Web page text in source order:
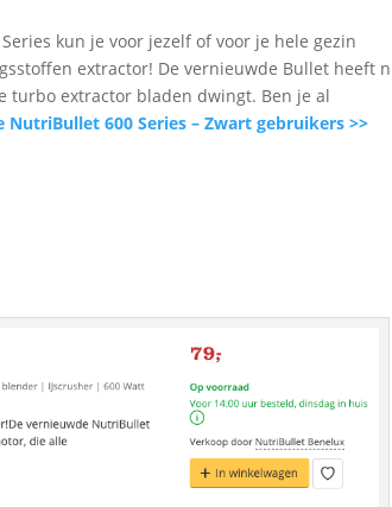
kun je voor jezelf of voor je hele gezin
extractor! De vernieuwde Bullet heeft
turbo extractor bladen dwingt. Ben je al
600 Series – Zwart gebruikers >>